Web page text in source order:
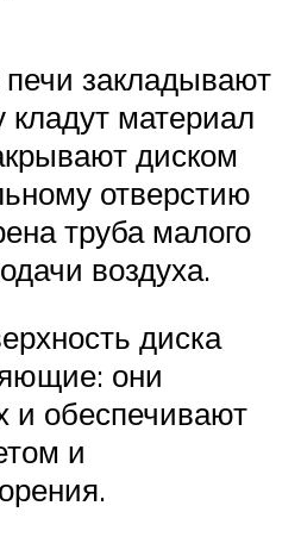
закладывают
кладут материал
диском
отверстию
труба малого
воздуха.
диска
они
и обеспечивают
и